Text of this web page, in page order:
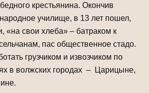
крестьянина. Окончив
училище, в 13 лет пошел,
«на свои хлеба» – батраком к
пас общественное стадо.
грузчиком и извозчиком по
в волжских городах – Царицыне,